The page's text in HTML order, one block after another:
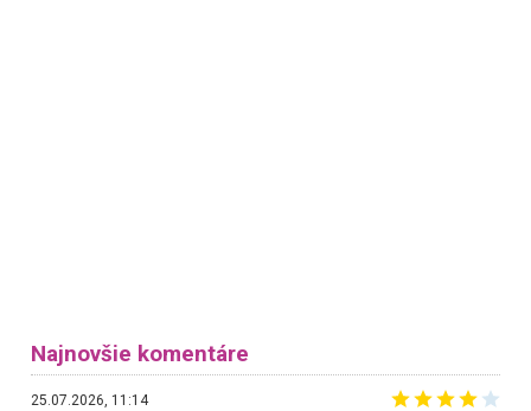
Najnovšie komentáre
25.07.2026, 11:14